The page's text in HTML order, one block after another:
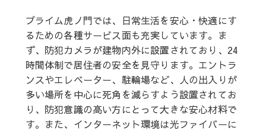
プライム虎ノ門では、日常生活を安心・快適にす
るための各種サービス面も充実しています。ま
ず、防犯カメラが建物内外に設置されており、24
時間体制で居住者の安全を見守ります。エントラ
ンスやエレベーター、駐輪場など、人の出入りが
多い場所を中心に死角を減らすよう設置されてお
り、防犯意識の高い方にとって大きな安心材料で
す。また、インターネット環境は光ファイバーに